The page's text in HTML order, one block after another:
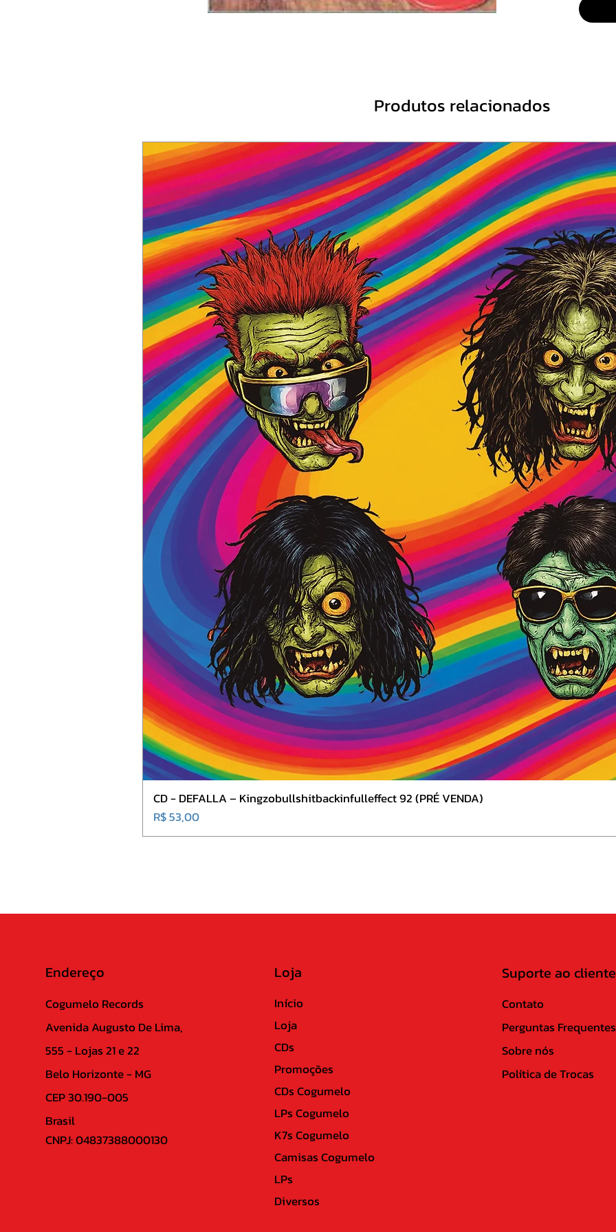
5
12
Music
13
14
15
16
Produtos relacionados
CD - DEFALLA – Kingzobullshitbackinfulleffect 92 (PRÉ VENDA)
Preço
R$ 53,00
Endereço
Cogumelo Records
Avenida Augusto De Lima,
555 - Lojas 21 e 22
Belo Horizonte - MG
CEP 30.190-005
Brasil
CNPJ: 04837388000130
Loja
Início
Loja
CDs
Promoções
CDs Cogumelo
LPs Cogumelo
K7s Cogumelo
Camisas Cogumelo
LPs
Diversos
Suporte ao cliente
Contato
Perguntas Frequentes
Sobre nós
Política de Trocas